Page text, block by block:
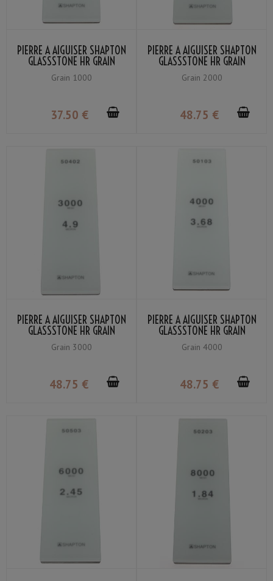
PIERRE À AIGUISER SHAPTON
GLASSSTONE HR GRAIN
#1000
Grain 1000
37.50 €
PIERRE À AIGUISER SHAPTON
GLASSSTONE HR GRAIN
#2000
Grain 2000
48.75 €
PIERRE À AIGUISER SHAPTON
GLASSSTONE HR GRAIN
#3000
Grain 3000
48.75 €
PIERRE À AIGUISER SHAPTON
GLASSSTONE HR GRAIN
#4000
Grain 4000
48.75 €